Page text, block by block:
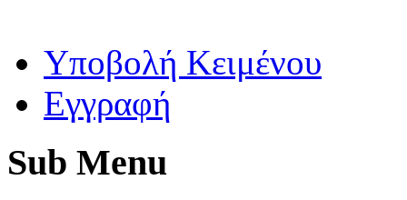
Yποβολή Κειμένου
Εγγραφή
Sub Menu